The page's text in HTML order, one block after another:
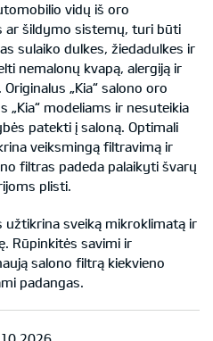
vidų iš oro
ar šildymo sistemų, turi būti
sulaiko dulkes, žiedadulkes ir
nemalonų kvapą, alergiją ir
„Kia“ salono oro
„Kia“ modeliams ir nesuteikia
patekti į saloną. Optimali
veiksmingą filtravimą ir
filtras padeda palaikyti švarų
plisti.
užtikrina sveiką mikroklimatą ir
Rūpinkitės savimi ir
salono filtrą kiekvieno
padangas.